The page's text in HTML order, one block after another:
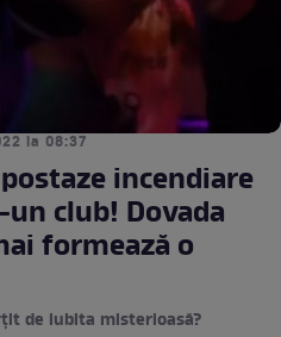
la 08:37
incendiare
club! Dovada
formează o
de iubita misterioasă?